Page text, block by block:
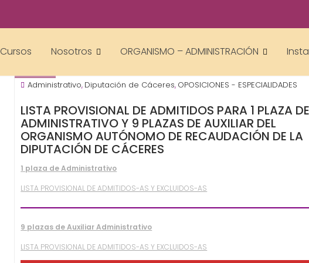
Cursos Nosotros ORGANISMO – ADMINISTRACIÓN
7 Gestor AcademiasCumLaude
Administrativo, Diputación de Cáceres, OPOSICIONES - ESPECIALIDADES
LISTA PROVISIONAL DE ADMITIDOS PARA 1 PLAZA
ADMINISTRATIVO Y 9 PLAZAS DE AUXILIAR DEL
ORGANISMO AUTÓNOMO DE RECAUDACIÓN DE LA
DIPUTACIÓN DE CÁCERES
1 plaza de Administrativo
LISTA PROVISIONAL DE ADMITIDOS-AS Y EXCLUIDOS-AS
9 plazas de Auxiliar Administrativo
LISTA PROVISIONAL DE ADMITIDOS-AS Y EXCLUIDOS-AS